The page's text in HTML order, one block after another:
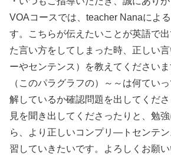
VOAコースでは、teacher Nanaによ
す。こちらが伝えたいことが英語で
た言い方をしてしまった時、正しい
ーやセンテンス）を教えてくださいま
（このパラグラフの）～～は何てい
解しているか確認問題を出してくだ
見を聞き出してくださったりと、勉
ら、より正しいコンプリ―トセンテ
習していきたいです。よろしくお願い